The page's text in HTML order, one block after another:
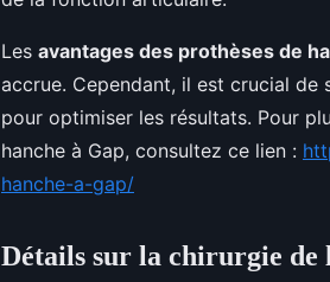
Les avantages des prothèses de
accrue. Cependant, il est crucial
pour optimiser les résultats. Pour
hanche à Gap, consultez ce lien :
hanche-a-gap/
Détails sur la chirurgie de